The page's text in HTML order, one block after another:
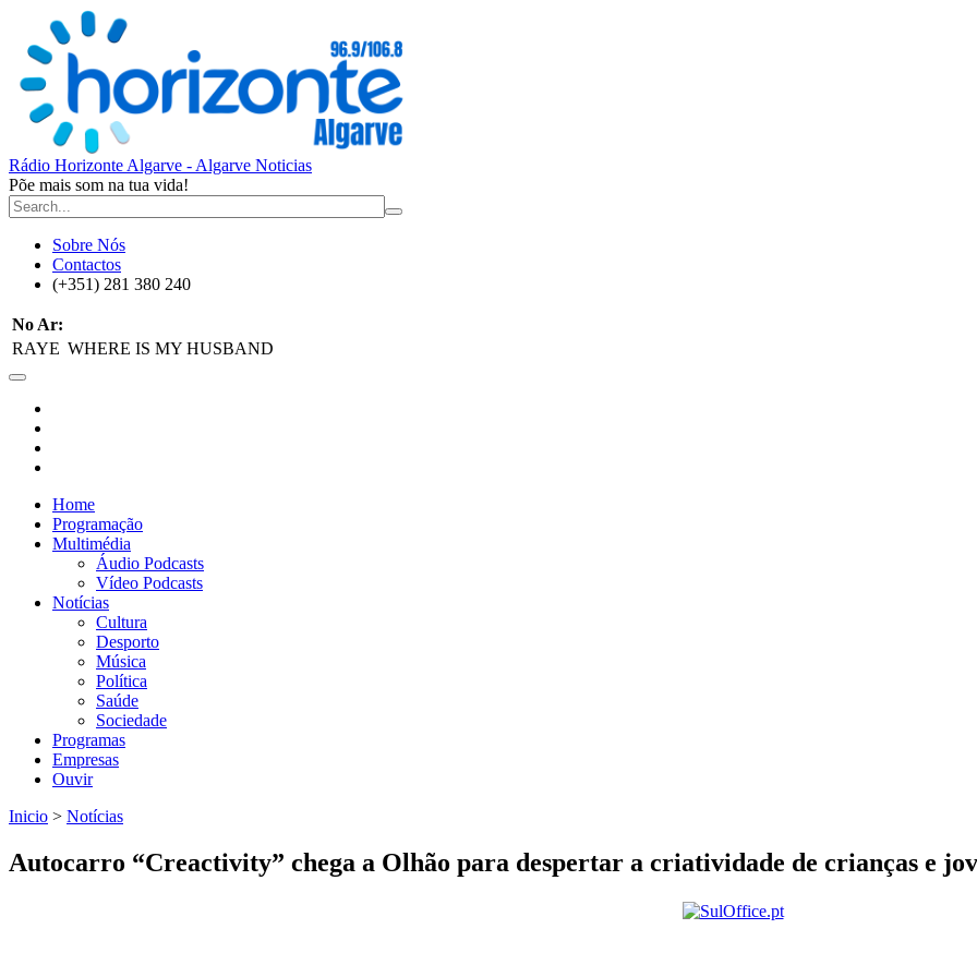
Rádio Horizonte Algarve - Algarve Noticias
Põe mais som na tua vida!
Sobre Nós
Contactos
(+351) 281 380 240
No Ar:
RAYE WHERE IS MY HUSBAND
Home
Programação
Multimédia
Áudio Podcasts
Vídeo Podcasts
Notícias
Cultura
Desporto
Música
Política
Saúde
Sociedade
Programas
Empresas
Ouvir
Inicio > Notícias
Autocarro “Creactivity” chega a Olhão para despertar a criatividade de crianças e